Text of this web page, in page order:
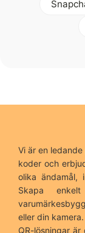
Vi är en
koder och
olika ändamål,
Skapa
eller din
QR-lösningar